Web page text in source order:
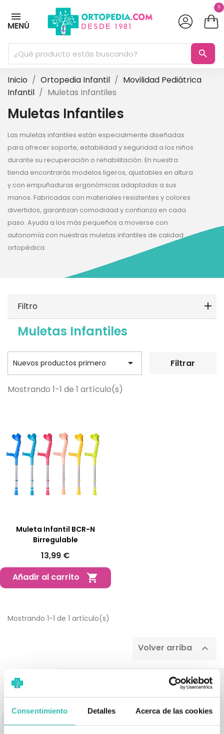
Consentimiento Detalles Acerca de las cookies
MENÚ
0
search
Inicio Ortopedia Infantil
Movilidad Pediátrica
Infantil
Muletas Infantiles
Muletas Infantiles
Las muletas infantiles están especialmente diseñadas
para ofrecer soporte, estabilidad y seguridad a los niños
durante su recuperación o rehabilitación. En nuestra
tienda encontrarás modelos ligeros, ajustables en altura
y con empuñaduras ergonómicas adaptadas a sus
manos. Fabricadas con materiales resistentes y colores
divertidos, garantizan comodidad y confianza en cada
paso. Ayuda a los más pequeños a moverse con
autonomía con nuestras muletas infantiles de calidad
ortopédica.
Filtro
Muletas Infantiles
Nuevos productos primero  Filtrar
Mostrando 1-1 de 1 artículo(s)
Muleta Infantil BCR-N
Birregulable
13,99 €
Añadir al carrito

Mostrando 1-1 de 1 artículo(s)
Volver arriba 
Le damos la bienvenida a la subcategoría demuletas
infantiles.